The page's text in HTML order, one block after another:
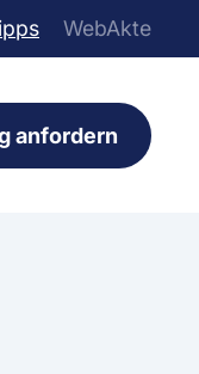
WebAkte
anfordern